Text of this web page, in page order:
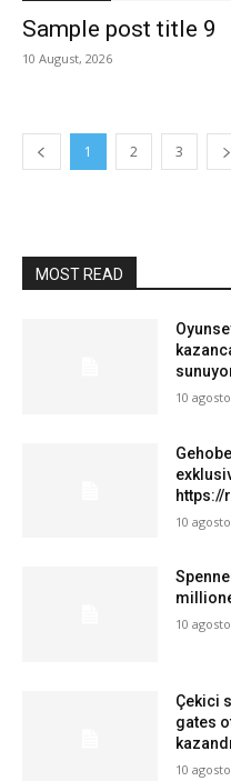
Sample post title 9
10 August, 2026
1 2 3
MOST READ
10
https://
10
10
Çekici
gates
10